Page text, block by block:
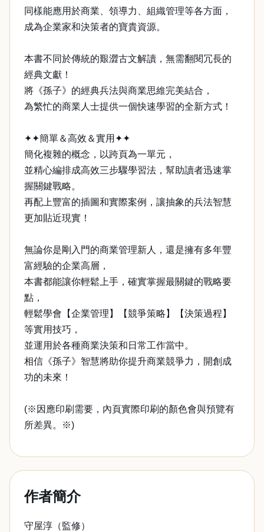
同樣能應用於商業、領導力、組織管理等各方面，
成為企業家和決策者的寶貴資源。
本書不同於傳統的艱澀古文解讀，無需翻閱冗長的
經典文獻！
將《孫子》的經典兵法與商業思維完美結合，
為繁忙的商業人士提供一個快速學習的全新方式！
✦✦簡單＆高效＆實用✦✦
簡化複雜的概念，以跨頁為一單元，
並精心編排成高效三步驟學習法，幫助讀者迅速掌
握關鍵戰略。
再配上豐富的插圖和實際案例，讓抽象的兵法智慧
更加貼近現實！
無論你是剛入門的商業管理新人，還是擁有多年豐
富經驗的企業高層，
本書都能讓你輕鬆上手，確實掌握最關鍵的戰略要
點，
輕鬆學會【企業管理】【競爭策略】【決策過程】
等實用技巧，
並運用於各種商業決策和日常工作當中。
相信《孫子》智慧將助你提升商業競爭力，開創成
功的未來！
(※因應印刷需要，內頁實際印刷的顏色會與預覽有
所差異。※)
作者簡介
守屋淳（監修）